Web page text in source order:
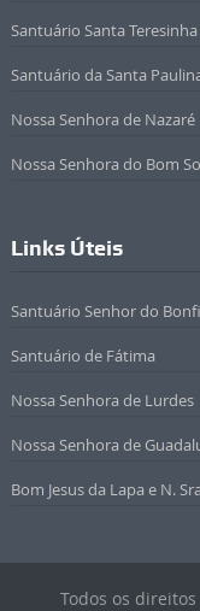
Santuário Santa Teresinha
Santuário da Santa
Nossa Senhora de Nazaré
Nossa Senhora do Bom
Links Úteis
Santuário Senhor do
Santuário de Fátima
Nossa Senhora de Lurdes
Nossa Senhora de
Bom Jesus da Lapa e N.
Todos os